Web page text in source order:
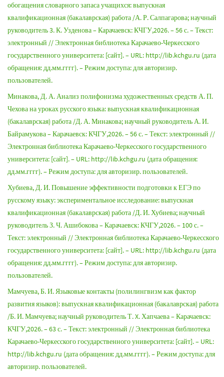
обогащения словарного запаса учащихся: выпускная
квалификационная (бакалаврская) работа /А. Р. Салпагарова; научный
руководитель 3. К. Узденова – Карачаевск: КЧГУ,2026. – 56 с. – Текст:
электронный // Электронная библиотека Карачаево-Черкесского
государственного университета: [сайт]. – URL: http://lib.kchgu.ru (дата
обращения: дд.мм.гггг). – Режим доступа: для авторизир.
пользователей.
Минакова, Д. А. Анализ полифонизма художественных средств А. П.
Чехова на уроках русского языка: выпускная квалификационная
(бакалаврская) работа /Д. А. Минакова; научный руководитель А. И.
Байрамукова – Карачаевск: КЧГУ,2026. – 56 с. – Текст: электронный //
Электронная библиотека Карачаево-Черкесского государственного
университета: [сайт]. – URL: http://lib.kchgu.ru (дата обращения:
дд.мм.гггг). – Режим доступа: для авторизир. пользователей.
Хубиева, Д. И. Повышение эффективности подготовки к ЕГЭ по
русскому языку: экспериментальное исследование: выпускная
квалификационная (бакалаврская) работа /Д. И. Хубиева; научный
руководитель З. Ч. Ашибокова – Карачаевск: КЧГУ,2026. – 100 с. –
Текст: электронный // Электронная библиотека Карачаево-Черкесского
государственного университета: [сайт]. – URL: http://lib.kchgu.ru (дата
обращения: дд.мм.гггг). – Режим доступа: для авторизир.
пользователей.
Мамчуева, Б. И. Языковые контакты (полилингвизм как фактор
развития языков): выпускная квалификационная (бакалаврская) работа
/Б. И. Мамчуева; научный руководитель Т. X. Хапчаева – Карачаевск:
КЧГУ,2026. – 63 с. – Текст: электронный // Электронная библиотека
Карачаево-Черкесского государственного университета: [сайт]. – URL:
http://lib.kchgu.ru (дата обращения: дд.мм.гггг). – Режим доступа: для
авторизир. пользователей.